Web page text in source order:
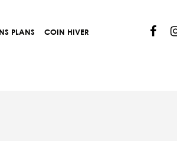
PLANS COIN HIVER